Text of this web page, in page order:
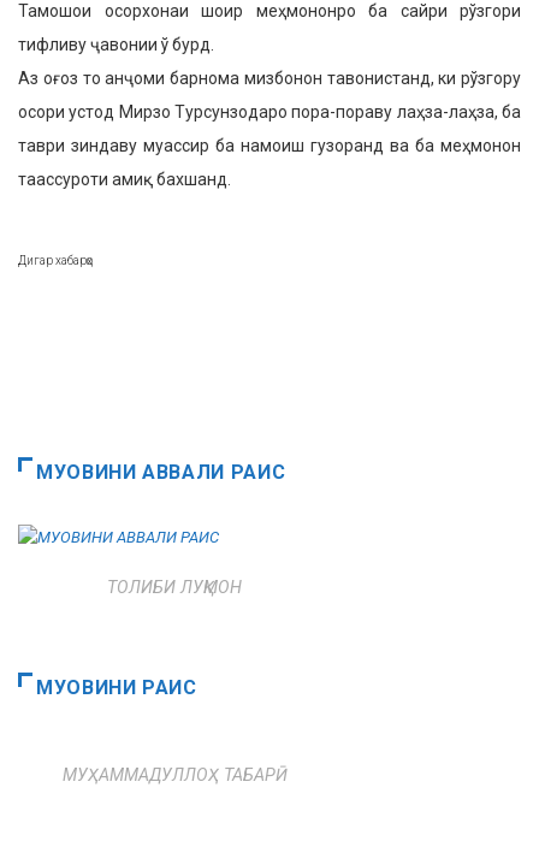
Тамошои осорхонаи шоир меҳмононро ба сайри рўзгори
тифливу ҷавонии ў бурд.
Аз оғоз то анҷоми барнома мизбонон тавонистанд, ки рўзгору
осори устод Мирзо Турсунзодаро пора-пораву лаҳза-лаҳза, ба
таври зиндаву муассир ба намоиш гузоранд ва ба меҳмонон
таассуроти амиқ бахшанд.
Дигар хабарҳо
МУОВИНИ АВВАЛИ РАИС
ТОЛИБИ ЛУҚМОН
МУОВИНИ РАИС
МУҲАММАДУЛЛОҲ ТАБАРӢ